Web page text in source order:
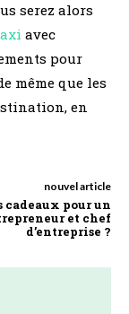
serez alors
avec
pour
même que les
en
nouvel article
cadeaux pour un
et chef
d’entreprise ?